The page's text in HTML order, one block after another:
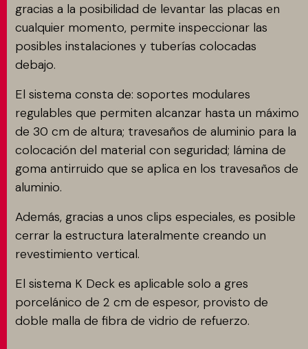
gracias a la posibilidad de levantar las placas en
cualquier momento, permite inspeccionar las
posibles instalaciones y tuberías colocadas
debajo.
El sistema consta de: soportes modulares
regulables que permiten alcanzar hasta un máximo
de 30 cm de altura; travesaños de aluminio para la
colocación del material con seguridad; lámina de
goma antirruido que se aplica en los travesaños de
aluminio.
Además, gracias a unos clips especiales, es posible
cerrar la estructura lateralmente creando un
revestimiento vertical.
El sistema K Deck es aplicable solo a gres
porcelánico de 2 cm de espesor, provisto de
doble malla de fibra de vidrio de refuerzo.